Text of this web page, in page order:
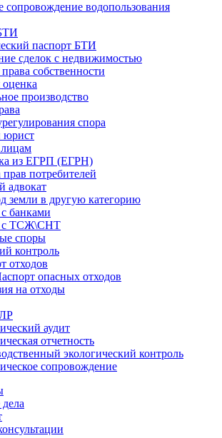
сопровождение водопользования
паспорт БТИ
сделок с недвижимостью
собственности
производство
спора
юрист
из ЕГРП (ЕГРН)
потребителей
адвокат
земли в другую категорию
банками
с ТСЖ\СНТ
споры
контроль
отходов
опасных отходов
на отходы
аудит
отчетность
экологический контроль
сопровождение